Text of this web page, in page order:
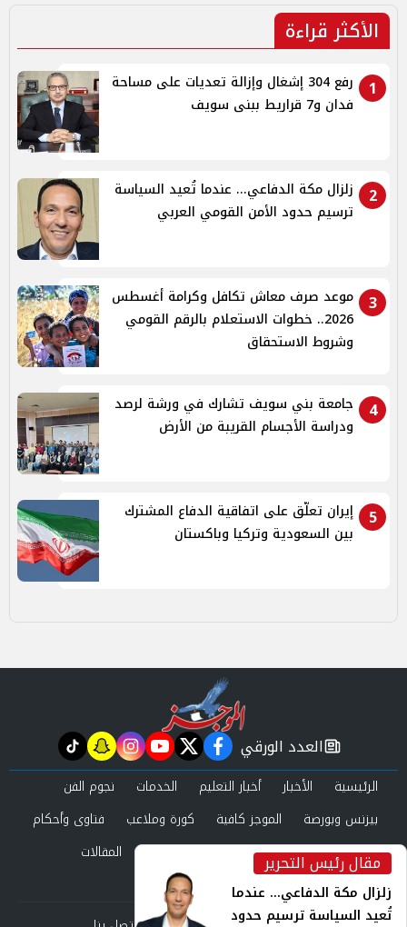
الأكثر قراءة
1
رفع 304 إشغال وإزالة تعديات على مساحة
فدان و7 قراريط ببنى سويف
2
زلزال مكة الدفاعي... عندما تُعيد السياسة
ترسيم حدود الأمن القومي العربي
3
موعد صرف معاش تكافل وكرامة أغسطس
2026.. خطوات الاستعلام بالرقم القومي
وشروط الاستحقاق
4
جامعة بني سويف تشارك في ورشة لرصد
ودراسة الأجسام القريبة من الأرض
5
إيران تعلّق على اتفاقية الدفاع المشترك
بين السعودية وتركيا وباكستان
مقال رئيس التحرير
زلزال مكة الدفاعي... عندما
تُعيد السياسة ترسيم حدود
newspaper
العدد الورقي facebook
twitter
youtube
instagram
snapchat
tiktok
الرئيسية الأخبار أخبار التعليم الخدمات
نجوم الفن
بيزنس وبورصة
الموجز كافية كورة وملاعب
فتاوى وأحكام
صحة وجمال
عرب وعالم حوادث ومحاكم
المقالات
العدد الورقي